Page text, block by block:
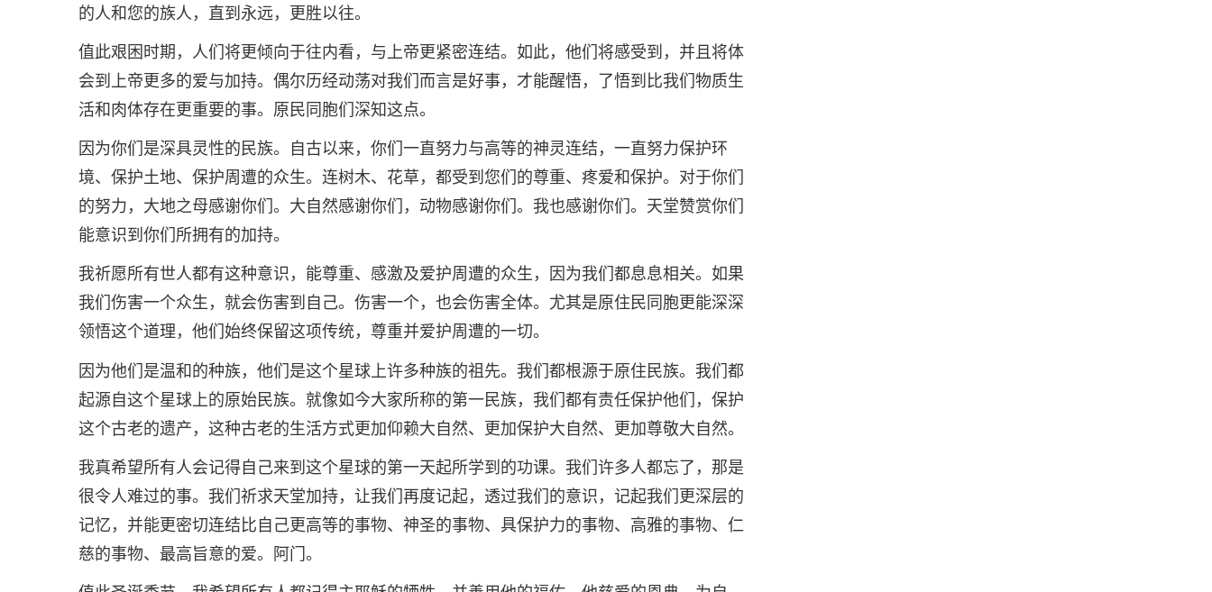
的人和您的族人，直到永远，更胜以往。
值此艰困时期，人们将更倾向于往内看，与上帝更紧密连结。如此，他们将感受到，并且将体
会到上帝更多的爱与加持。偶尔历经动荡对我们而言是好事，才能醒悟，了悟到比我们物质生
活和肉体存在更重要的事。原民同胞们深知这点。
因为你们是深具灵性的民族。自古以来，你们一直努力与高等的神灵连结，一直努力保护环
境、保护土地、保护周遭的众生。连树木、花草，都受到您们的尊重、疼爱和保护。对于你们
的努力，大地之母感谢你们。大自然感谢你们，动物感谢你们。我也感谢你们。天堂赞赏你们
能意识到你们所拥有的加持。
我祈愿所有世人都有这种意识，能尊重、感激及爱护周遭的众生，因为我们都息息相关。如果
我们伤害一个众生，就会伤害到自己。伤害一个，也会伤害全体。尤其是原住民同胞更能深深
领悟这个道理，他们始终保留这项传统，尊重并爱护周遭的一切。
因为他们是温和的种族，他们是这个星球上许多种族的祖先。我们都根源于原住民族。我们都
起源自这个星球上的原始民族。就像如今大家所称的第一民族，我们都有责任保护他们，保护
这个古老的遗产，这种古老的生活方式更加仰赖大自然、更加保护大自然、更加尊敬大自然。
我真希望所有人会记得自己来到这个星球的第一天起所学到的功课。我们许多人都忘了，那是
很令人难过的事。我们祈求天堂加持，让我们再度记起，透过我们的意识，记起我们更深层的
记忆，并能更密切连结比自己更高等的事物、神圣的事物、具保护力的事物、高雅的事物、仁
慈的事物、最高旨意的爱。阿门。